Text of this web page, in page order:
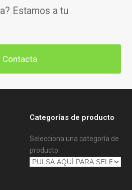
Estamos a tu
Contacta
Categorías de producto
Selecciona una categoría de
producto: